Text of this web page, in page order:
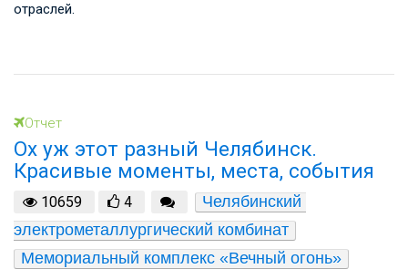
отраслей.
Отчет
Ох уж этот разный Челябинск.
Красивые моменты, места, события
10659 4
Челябинский
электрометаллургический комбинат
Мемориальный комплекс «Вечный огонь»